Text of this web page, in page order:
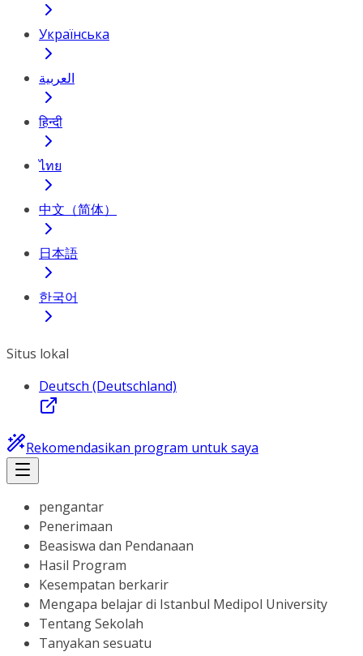
Українська
العربية
हिन्दी
ไทย
中文（简体）
日本語
한국어
Situs lokal
Deutsch (Deutschland)
Rekomendasikan program untuk saya
pengantar
Penerimaan
Beasiswa dan Pendanaan
Hasil Program
Kesempatan berkarir
Mengapa belajar di Istanbul Medipol University
Tentang Sekolah
Tanyakan sesuatu